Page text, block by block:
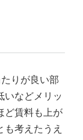
りが良い部
いなどメリッ
ど賃料も上が
考えたうえ